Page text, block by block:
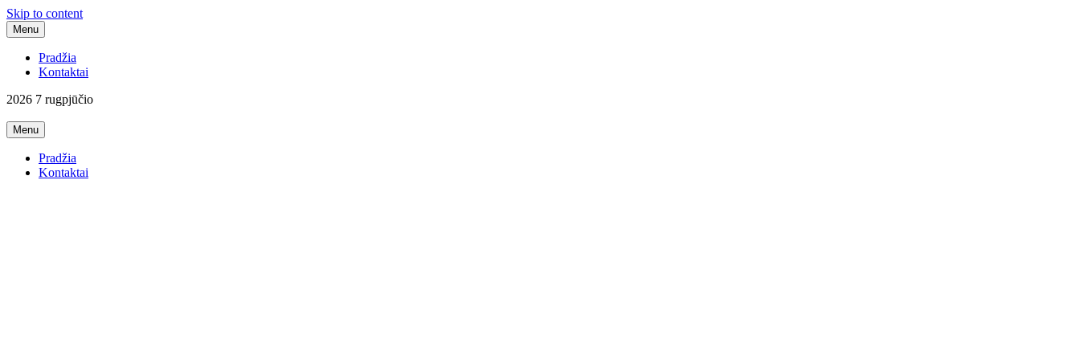
Skip to content
Menu
Pradžia
Kontaktai
2026 7 rugpjūčio
Dainų Žodžiai, Karaoke
Lietuviškų dainų žodžiai
Menu
Pradžia
Kontaktai